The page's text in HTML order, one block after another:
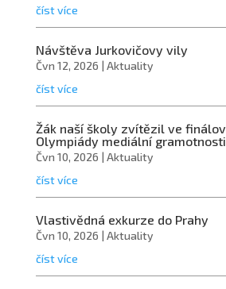
číst více
Návštěva Jurkovičovy vily
Čvn 12, 2026 | Aktuality
číst více
Žák naší školy zvítězil ve
Olympiády mediální
Čvn 10, 2026 | Aktuality
číst více
Vlastivědná exkurze do Prahy
Čvn 10, 2026 | Aktuality
číst více